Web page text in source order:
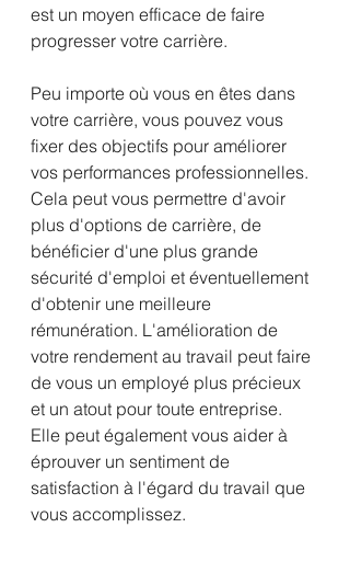
est un moyen efficace de faire
progresser votre carrière.
Peu importe où vous en êtes dans
votre carrière, vous pouvez vous
fixer des objectifs pour améliorer
vos performances professionnelles.
Cela peut vous permettre d'avoir
plus d'options de carrière, de
bénéficier d'une plus grande
sécurité d'emploi et éventuellement
d'obtenir une meilleure
rémunération. L'amélioration de
votre rendement au travail peut faire
de vous un employé plus précieux
et un atout pour toute entreprise.
Elle peut également vous aider à
éprouver un sentiment de
satisfaction à l'égard du travail que
vous accomplissez.